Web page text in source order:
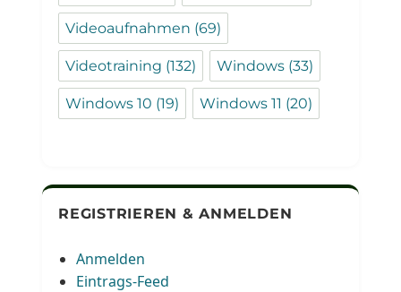
Videoaufnahmen (69)
Videotraining (132) Windows (33)
Windows 10 (19) Windows 11 (20)
REGISTRIEREN & ANMELDEN
Anmelden
Eintrags-Feed